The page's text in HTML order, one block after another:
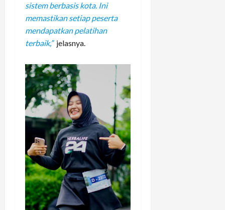
sistem berbasis kota. Ini
memastikan setiap peserta
mendapatkan pelatihan
terbaik,” jelasnya.